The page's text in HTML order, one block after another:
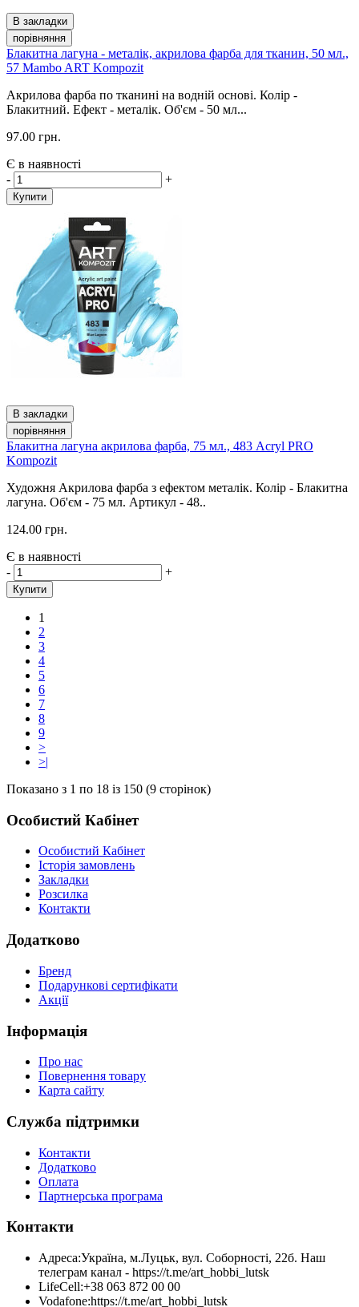
В закладки
порівняння
Блакитна лагуна - металік, акрилова фарба для тканин, 50 мл.,
57 Mambo ART Kompozit
Акрилова фарба по тканині на водній основі. Колір -
Блакитний. Ефект - металік. Об'єм - 50 мл...
97.00 грн.
Є в наявності
-
+
Купити
В закладки
порівняння
Блакитна лагуна акрилова фарба, 75 мл., 483 Acryl PRO
Kompozit
Художня Акрилова фарба з ефектом металік. Колір - Блакитна
лагуна. Об'єм - 75 мл. Артикул - 48..
124.00 грн.
Є в наявності
-
+
Купити
1
2
3
4
5
6
7
8
9
>
>|
Показано з 1 по 18 із 150 (9 сторінок)
Особистий Кабінет
Особистий Кабінет
Історія замовлень
Закладки
Розсилка
Контакти
Додатково
Бренд
Подарункові сертифікати
Акції
Інформація
Про нас
Повернення товару
Карта сайту
Служба підтримки
Контакти
Додатково
Оплата
Партнерська програма
Контакти
Адреса:Україна, м.Луцьк, вул. Соборності, 22б. Наш
телеграм канал - https://t.me/art_hobbi_lutsk
LifeCell:+38 063 872 00 00
Vodafone:https://t.me/art_hobbi_lutsk